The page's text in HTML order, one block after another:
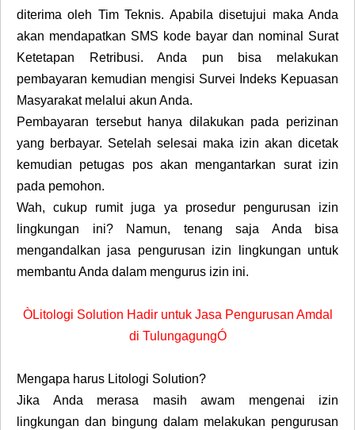
diterima oleh Tim Teknis. Apabila disetujui maka Anda
akan mendapatkan SMS kode bayar dan nominal Surat
Ketetapan Retribusi. Anda pun bisa melakukan
pembayaran kemudian mengisi Survei Indeks Kepuasan
Masyarakat melalui akun Anda.
Pembayaran tersebut hanya dilakukan pada perizinan
yang berbayar. Setelah selesai maka izin akan dicetak
kemudian petugas pos akan mengantarkan surat izin
pada pemohon.
Wah, cukup rumit juga ya prosedur pengurusan izin
lingkungan ini? Namun, tenang saja Anda bisa
mengandalkan jasa pengurusan izin lingkungan untuk
membantu Anda dalam mengurus izin ini.
ÒLitologi Solution Hadir untuk Jasa Pengurusan Amdal
di TulungagungÓ
Mengapa harus Litologi Solution?
Jika Anda merasa masih awam mengenai izin
lingkungan dan bingung dalam melakukan pengurusan